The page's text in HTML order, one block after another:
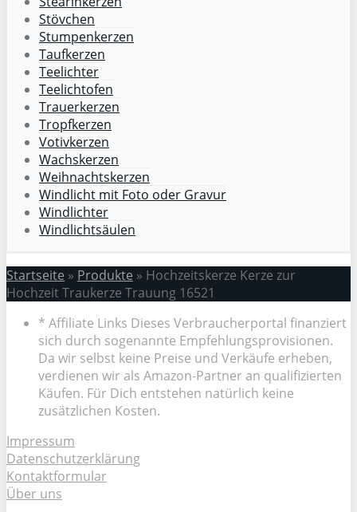
Stövchen
Stumpenkerzen
Taufkerzen
Teelichter
Teelichtofen
Trauerkerzen
Tropfkerzen
Votivkerzen
Wachskerzen
Weihnachtskerzen
Windlicht mit Foto oder Gravur
Windlichter
Windlichtsäulen
Startseite » Produkte » Hochzeitskerze Kerze zur
Hochzeit Traukerze Trauung 16521
* Affiliate Links Dieses Verbraucherportal finanziert
sich durch sogenannte Empfehlungsprovisionen.
Da wir selbst keine Preise und Verkäufe erheben,
verdienen wir als Amazon-Partner an qualifizierten
Käufen. Für Dich entstehen natürlich keine
zusätzlichen Kosten.
Impressum
Datenschutzerklärung
Kontaktformular
Über uns